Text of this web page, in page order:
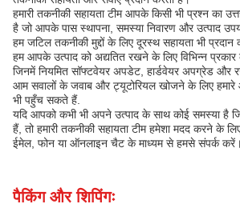
हमारी तकनीकी सहायता टीम आपके किसी भी प्रश्न का
है जो आपके पास स्थापना, समस्या निवारण और उत्पाद
हम जटिल तकनीकी मुद्दों के लिए दूरस्थ सहायता भी
हम आपके उत्पाद को अद्यतित रखने के लिए विभिन्न प्रकार
जिनमें नियमित सॉफ्टवेयर अपडेट, हार्डवेयर अपग्रेड और
आम सवालों के जवाब और ट्यूटोरियल खोजने के लिए हमारे
भी पहुँच सकते हैं.
यदि आपको कभी भी अपने उत्पाद के साथ कोई समस्या
हैं, तो हमारी तकनीकी सहायता टीम हमेशा मदद करने के
ईमेल, फोन या ऑनलाइन चैट के माध्यम से हमसे संपर्क करें।
पैकिंग और शिपिंगः